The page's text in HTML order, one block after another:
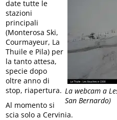
La webcam a
San Bernardo)
date tutte le
stazioni
principali
(Monterosa Ski,
Courmayeur, La
Thuile e Pila) per
la tanto attesa,
specie dopo
oltre anno di
stop, riapertura.
Al momento si
scia solo a Cervinia.